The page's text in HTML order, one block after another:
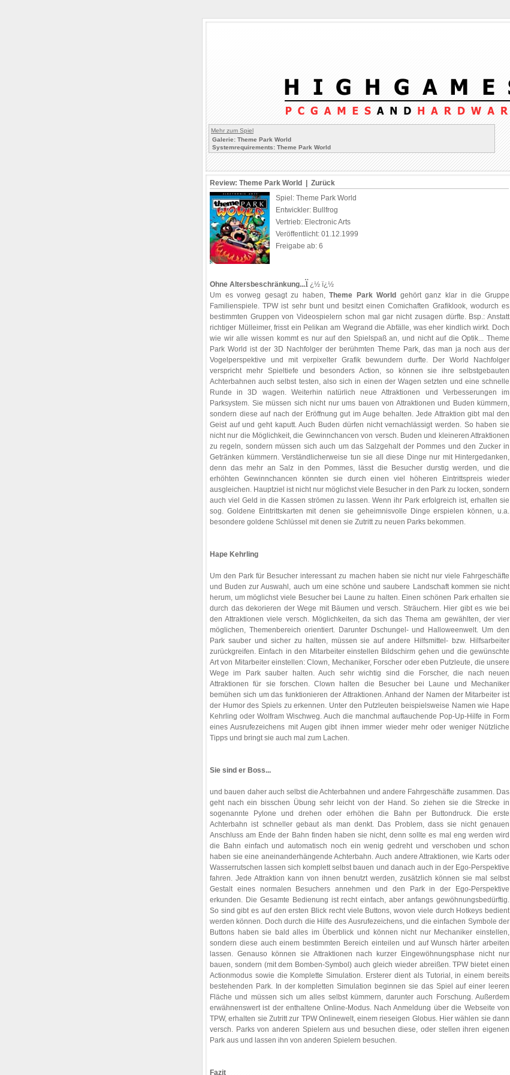
Review: Theme Park World | Zurück
Spiel: Theme Park World
Entwickler: Bullfrog
Vertrieb: Electronic Arts
Veröffentlicht: 01.12.1999
Freigabe ab: 6
Ohne Altersbeschränkung...ï¿½ ï¿½
Um es vorweg gesagt zu haben, Theme Park World
gehört ganz klar in die Gruppe
Familienspiele. TPW ist sehr bunt und besitzt einen Comichaften Grafiklook, wodurch es
bestimmten Gruppen von Videospielern schon mal gar nicht zusagen dürfte. Bsp.: Anstatt
richtiger Mülleimer, frisst ein Pelikan am Wegrand die Abfälle, was eher kindlich wirkt. Doch
wie wir alle wissen kommt es nur auf den Spielspaß an, und nicht auf die Optik... Theme
Park World ist der 3D Nachfolger der berühmten Theme Park, das man ja noch aus der
Vogelperspektive und mit verpixelter Grafik bewundern durfte. Der World Nachfolger
verspricht mehr Spieltiefe und besonders Action, so können sie ihre selbstgebauten
Achterbahnen auch selbst testen, also sich in einen der Wagen setzten und eine schnelle
Runde in 3D wagen. Weiterhin natürlich neue Attraktionen und Verbesserungen im
Parksystem. Sie müssen sich nicht nur ums bauen von Attraktionen und Buden kümmern,
sondern diese auf nach der Eröffnung gut im Auge behalten. Jede Attraktion gibt mal den
Geist auf und geht kaputt. Auch Buden dürfen nicht vernachlässigt werden. So haben sie
nicht nur die Möglichkeit, die Gewinnchancen von versch. Buden und kleineren Attraktionen
zu regeln, sondern müssen sich auch um das Salzgehalt der Pommes und den Zucker in
Getränken kümmern. Verständlicherweise tun sie all diese Dinge nur mit Hintergedanken,
denn das mehr an Salz in den Pommes, lässt die Besucher durstig werden, und die
erhöhten Gewinnchancen könnten sie durch einen viel höheren Eintrittspreis wieder
ausgleichen. Hauptziel ist nicht nur möglichst viele Besucher in den Park zu locken, sondern
auch viel Geld in die Kassen strömen zu lassen. Wenn ihr Park erfolgreich ist, erhalten sie
sog. Goldene Eintrittskarten mit denen sie geheimnisvolle Dinge erspielen können, u.a.
besondere goldene Schlüssel mit denen sie Zutritt zu neuen Parks bekommen.
Hape Kehrling
Um den Park für Besucher interessant zu machen haben sie nicht nur viele Fahrgeschäfte
und Buden zur Auswahl, auch um eine schöne und saubere Landschaft kommen sie nicht
herum, um möglichst viele Besucher bei Laune zu halten. Einen schönen Park erhalten sie
durch das dekorieren der Wege mit Bäumen und versch. Sträuchern. Hier gibt es wie bei
den Attraktionen viele versch. Möglichkeiten, da sich das Thema am gewählten, der vier
möglichen, Themenbereich orientiert. Darunter Dschungel- und Halloweenwelt. Um den
Park sauber und sicher zu halten, müssen sie auf andere Hilfsmittel- bzw. Hilfsarbeiter
zurückgreifen. Einfach in den Mitarbeiter einstellen Bildschirm gehen und die gewünschte
Art von Mitarbeiter einstellen: Clown, Mechaniker, Forscher oder eben Putzleute, die unsere
Wege im Park sauber halten. Auch sehr wichtig sind die Forscher, die nach neuen
Attraktionen für sie forschen. Clown halten die Besucher bei Laune und Mechaniker
bemühen sich um das funktionieren der Attraktionen. Anhand der Namen der Mitarbeiter ist
der Humor des Spiels zu erkennen. Unter den Putzleuten beispielsweise Namen wie Hape
Kehrling oder Wolfram Wischweg. Auch die manchmal auftauchende Pop-Up-Hilfe in Form
eines Ausrufezeichens mit Augen gibt ihnen immer wieder mehr oder weniger Nützliche
Tipps und bringt sie auch mal zum Lachen.
Sie sind er Boss...
und bauen daher auch selbst die Achterbahnen und andere Fahrgeschäfte zusammen. Das
geht nach ein bisschen Übung sehr leicht von der Hand. So ziehen sie die Strecke in
sogenannte Pylone und drehen oder erhöhen die Bahn per Buttondruck. Die erste
Achterbahn ist schneller gebaut als man denkt. Das Problem, dass sie nicht genauen
Anschluss am Ende der Bahn finden haben sie nicht, denn sollte es mal eng werden wird
die Bahn einfach und automatisch noch ein wenig gedreht und verschoben und schon
haben sie eine aneinanderhängende Achterbahn. Auch andere Attraktionen, wie Karts oder
Wasserrutschen lassen sich komplett selbst bauen und danach auch in der Ego-Perspektive
fahren. Jede Attraktion kann von ihnen benutzt werden, zusätzlich können sie mal selbst
Gestalt eines normalen Besuchers annehmen und den Park in der Ego-Perspektive
erkunden. Die Gesamte Bedienung ist recht einfach, aber anfangs gewöhnungsbedürftig.
So sind gibt es auf den ersten Blick recht viele Buttons, wovon viele durch Hotkeys bedient
werden können. Doch durch die Hilfe des Ausrufezeichens, und die einfachen Symbole der
Buttons haben sie bald alles im Überblick und können nicht nur Mechaniker einstellen,
sondern diese auch einem bestimmten Bereich einteilen und auf Wunsch härter arbeiten
lassen. Genauso können sie Attraktionen nach kurzer Eingewöhnungsphase nicht nur
bauen, sondern (mit dem Bomben-Symbol) auch gleich wieder abreißen. TPW bietet einen
Actionmodus sowie die Komplette Simulation. Ersterer dient als Tutorial, in einem bereits
bestehenden Park. In der kompletten Simulation beginnen sie das Spiel auf einer leeren
Fläche und müssen sich um alles selbst kümmern, darunter auch Forschung. Außerdem
erwähnenswert ist der enthaltene Online-Modus. Nach Anmeldung über die Webseite von
TPW, erhalten sie Zutritt zur TPW Onlinewelt, einem rieseigen Globus. Hier wählen sie dann
versch. Parks von anderen Spielern aus und besuchen diese, oder stellen ihren eigenen
Park aus und lassen ihn von anderen Spielern besuchen.
Fazit
Mehr zum Spiel
Galerie: Theme Park World
Systemrequirements: Theme Park World